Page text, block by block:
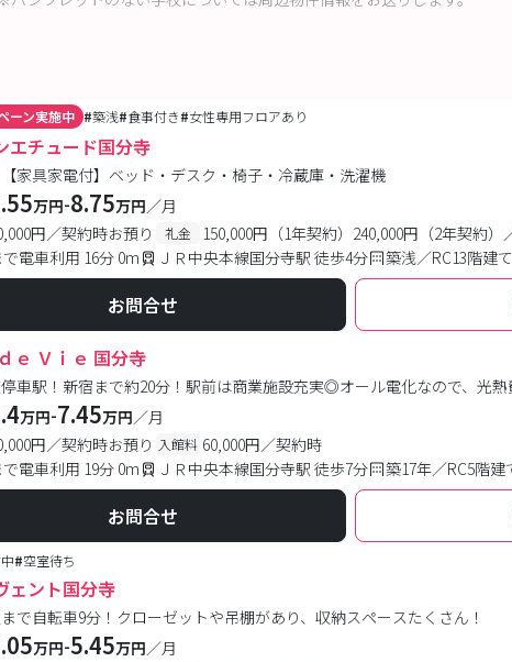
ーン実施中 #築浅#食事付き#女性専用フロアあり
エチュード国分寺
【家具家電付】ベッド・デスク・椅子・冷蔵庫・洗濯機
万円-8.75万円／月
円／契約時お預り 礼金
150,000円（1年契約）240,000円（2年契約）
電車利用 16分 0m
ＪＲ中央本線国分寺駅 徒歩4分 築浅／RC13階建て
お問合せ
ｅ Ｖｉｅ 国分寺
車駅！新宿まで約20分！駅前は商業施設充実◎オール電化なので、光
万円-7.45万円／月
円／契約時お預り 入館料 60,000円／契約時
電車利用 19分 0m
ＪＲ中央本線国分寺駅 徒歩7分 築17年／RC5階建
お問合せ
#空室待ち
ェント国分寺
で自転車9分！クローゼットや吊棚があり、収納スペースたくさん！
万円-5.45万円／月